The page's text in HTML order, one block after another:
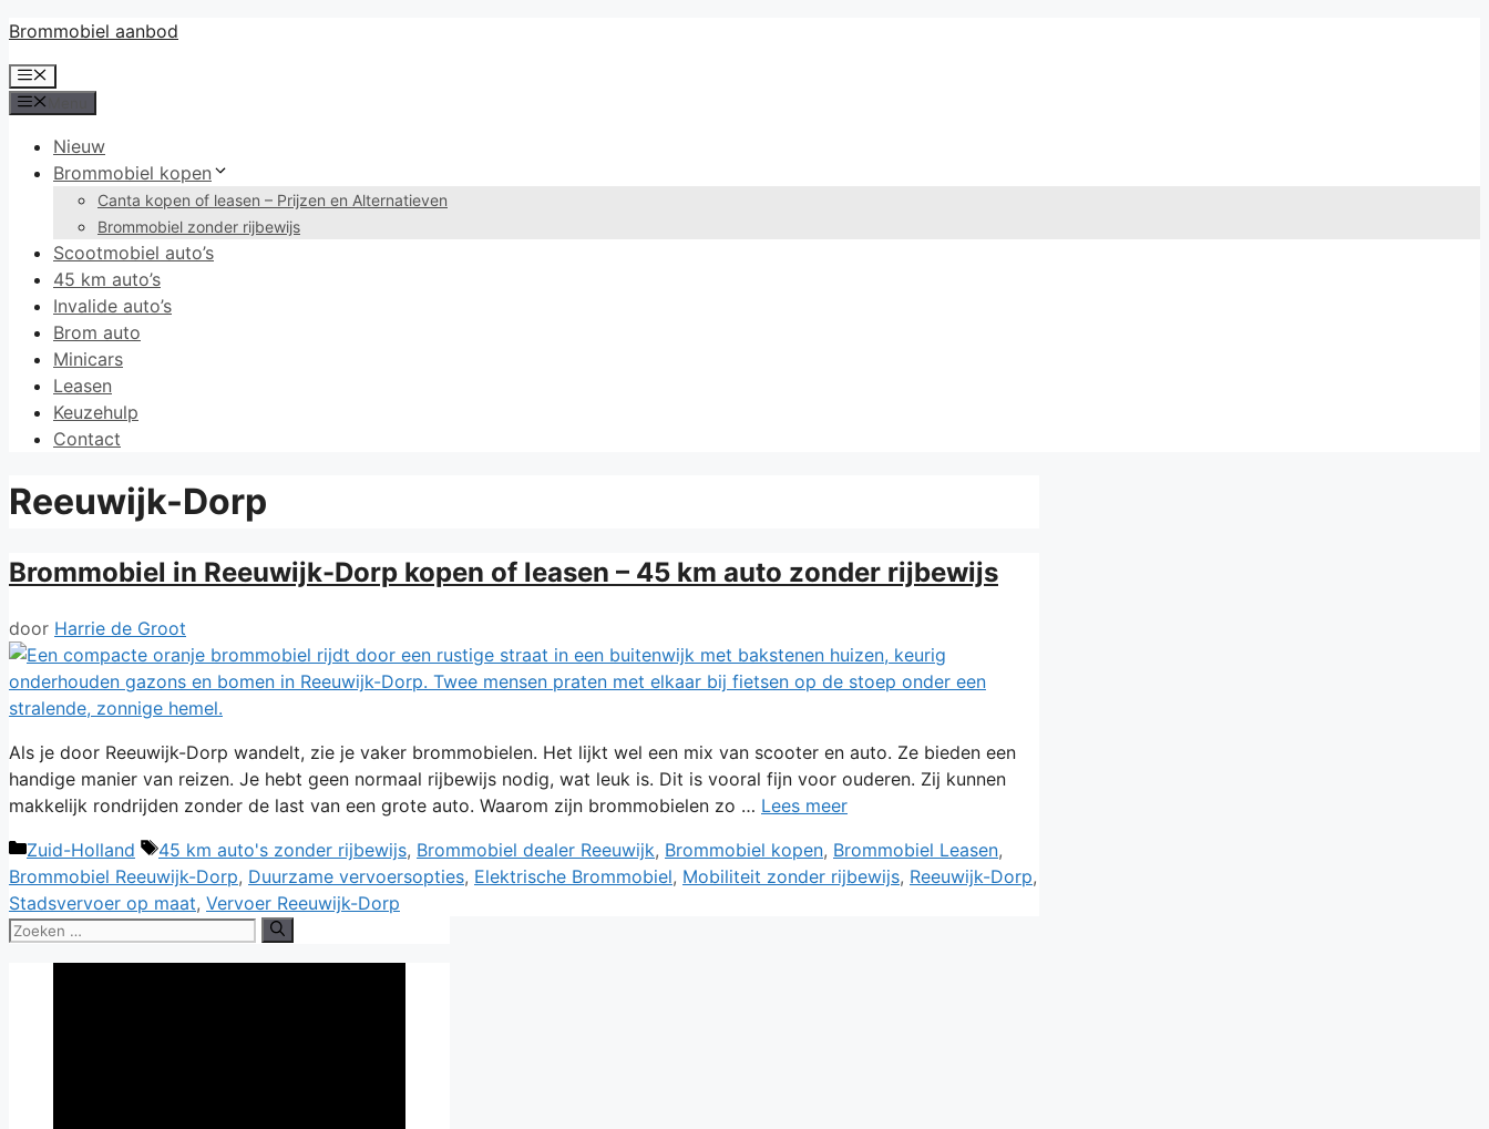
Ga
de
inhoud
Brommobiel aanbod
Menu
Nieuw
Brommobiel kopen
Canta kopen of leasen – Prijzen en Alternatieven
Brommobiel zonder rijbewijs
Scootmobiel auto’s
45 km auto’s
Invalide auto’s
Brom auto
Minicars
Leasen
Keuzehulp
Contact
Reeuwijk-Dorp
Brommobiel in Reeuwijk-Dorp kopen of leasen – 45 km auto zonder rijbewijs
door Harrie de Groot
Als je door Reeuwijk-Dorp wandelt, zie je vaker brommobielen. Het lijkt wel een mix van scooter en auto. Ze bieden een
handige manier van reizen. Je hebt geen normaal rijbewijs nodig, wat leuk is. Dit is vooral fijn voor ouderen. Zij kunnen
makkelijk rondrijden zonder de last van een grote auto. Waarom zijn brommobielen zo … Lees meer
Categorieën
Zuid-Holland Tags
45 km auto's zonder rijbewijs, Brommobiel dealer Reeuwijk, Brommobiel kopen, Brommobiel Leasen,
Brommobiel Reeuwijk-Dorp, Duurzame vervoersopties, Elektrische Brommobiel, Mobiliteit zonder rijbewijs, Reeuwijk-Dorp,
Stadsvervoer op maat, Vervoer Reeuwijk-Dorp
Zoek